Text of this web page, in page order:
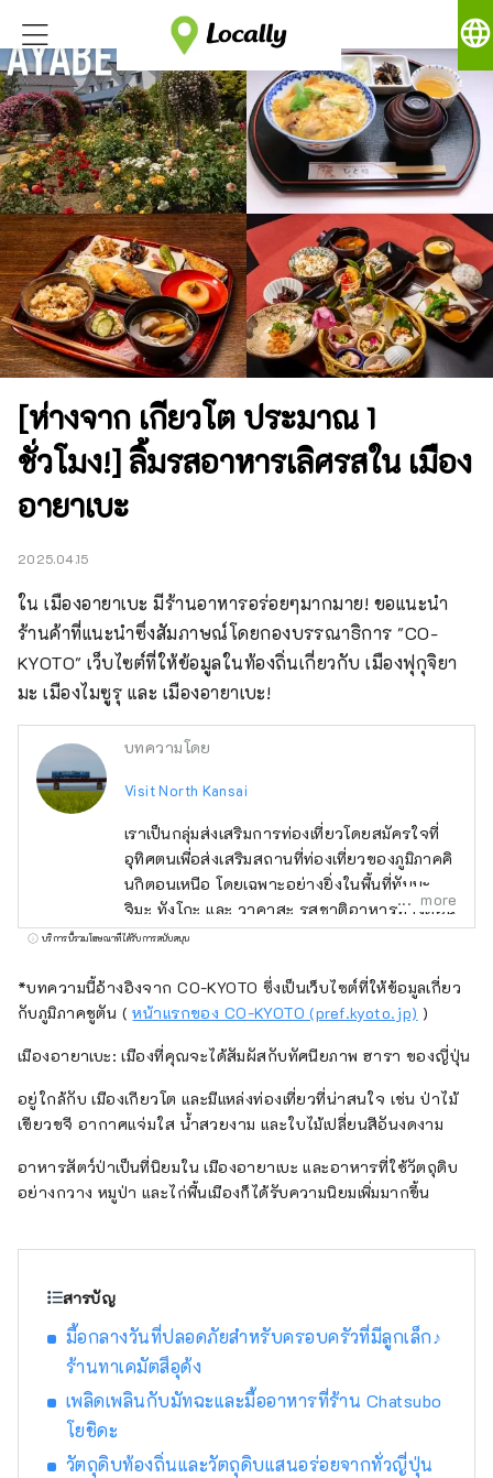
language
[ห่างจาก เกียวโต ประมาณ 1
ชั่วโมง!] ลิ้มรสอาหารเลิศรสใน เมือง
อายาเบะ
2025.04.15
ใน เมืองอายาเบะ มีร้านอาหารอร่อยๆมากมาย! ขอแนะนำ
ร้านค้าที่แนะนำซึ่งสัมภาษณ์โดยกองบรรณาธิการ "CO-
KYOTO" เว็บไซต์ที่ให้ข้อมูลในท้องถิ่นเกี่ยวกับ เมืองฟุกุจิยา
มะ เมืองไมซูรุ และ เมืองอายาเบะ!
บทความโดย
Visit North Kansai
เราเป็นกลุ่มส่งเสริมการท่องเที่ยวโดยสมัครใจที่
อุทิศตนเพื่อส่งเสริมสถานที่ท่องเที่ยวของภูมิภาคคิ
นกิตอนเหนือ โดยเฉพาะอย่างยิ่งในพื้นที่ทันบะ ทา
จิมะ ทังโกะ และ วาคาสะ รสชาติอาหารทางตอน
เหนือของคินกิไม่ได้จำกัดอยู่แค่ปู ซึ่งเป็นอาหาร
นางรม ปลาหางเหลือง และปลาปักเป้า รวมถึง
อาหารทะเลในฤดูร้อน เช่น หอยกาบ หอยนางรม
ของภูเขา เช่น เกาลัดทัมบาและถั่วดำทัมบา และ
ผลไม้ฤดูร้อน เช่น แตงทราย ทำให้ที่นี่เป็นแหล่งที่
คุณสามารถเพลิดเพลินกับอาหารรสเลิศได้ตลอด
ช่วยให้ผู้คนสามารถเดินทางมาเยือนภูมิภาคคินกิ
ตอนเหนืออันกว้างใหญ่แห่งนี้ได้หลายครั้งและ
more
บริการนี้รวมโฆษณาที่ได้รับการสนับสนุน
*บทความนี้อ้างอิงจาก CO-KYOTO ซึ่งเป็นเว็บไซต์ที่ให้ข้อมูลเกี่ยว
กับภูมิภาคชูตัน (หน้าแรกของ CO-KYOTO (pref.kyoto.jp) )
เมืองอายาเบะ: เมืองที่คุณจะได้สัมผัสกับทัศนียภาพ ฮารา ของญี่ปุ่น
อยู่ใกล้กับ เมืองเกียวโต และมีแหล่งท่องเที่ยวที่น่าสนใจ เช่น ป่าไม้
เขียวขจี อากาศแจ่มใส น้ำสวยงาม และใบไม้เปลี่ยนสีอันงดงาม
อาหารสัตว์ป่าเป็นที่นิยมใน เมืองอายาเบะ และอาหารที่ใช้วัตถุดิบ
อย่างกวาง หมูป่า และไก่พื้นเมืองก็ได้รับความนิยมเพิ่มมากขึ้น
สารบัญ
มื้อกลางวันที่ปลอดภัยสำหรับครอบครัวที่มีลูกเล็ก♪
ร้านทาเคมัตสึอุด้ง
เพลิดเพลินกับมัทฉะและมื้ออาหารที่ร้าน Chatsubo
โยชิดะ
วัตถุดิบท้องถิ่นและวัตถุดิบแสนอร่อยจากทั่วญี่ปุ่น